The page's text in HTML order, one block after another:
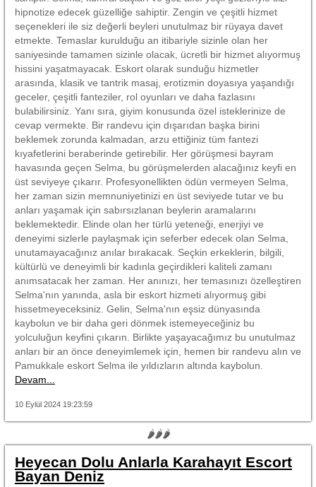
hipnotize edecek güzelliğe sahiptir. Zengin ve çeşitli hizmet
seçenekleri ile siz değerli beyleri unutulmaz bir rüyaya davet
etmekte. Temaslar kurulduğu an itibariyle sizinle olan her
saniyesinde tamamen sizinle olacak, ücretli bir hizmet alıyormuş
hissini yaşatmayacak. Eskort olarak sunduğu hizmetler
arasında, klasik ve tantrik masaj, erotizmin doyasıya yaşandığı
geceler, çeşitli fanteziler, rol oyunları ve daha fazlasını
bulabilirsiniz. Yanı sıra, giyim konusunda özel isteklerinize de
cevap vermekte. Bir randevu için dışarıdan başka birini
beklemek zorunda kalmadan, arzu ettiğiniz tüm fantezi
kıyafetlerini beraberinde getirebilir. Her görüşmesi bayram
havasında geçen Selma, bu görüşmelerden alacağınız keyfi en
üst seviyeye çıkarır. Profesyonellikten ödün vermeyen Selma,
her zaman sizin memnuniyetinizi en üst seviyede tutar ve bu
anları yaşamak için sabırsızlanan beylerin aramalarını
beklemektedir. Elinde olan her türlü yeteneği, enerjiyi ve
deneyimi sizlerle paylaşmak için seferber edecek olan Selma,
unutamayacağınız anılar bırakacak. Seçkin erkeklerin, bilgili,
kültürlü ve deneyimli bir kadınla geçirdikleri kaliteli zamanı
anımsatacak her zaman. Her anınızı, her temasınızı özelleştiren
Selma'nın yanında, asla bir eskort hizmeti alıyormuş gibi
hissetmeyeceksiniz. Gelin, Selma'nın eşsiz dünyasında
kaybolun ve bir daha geri dönmek istemeyeceğiniz bu
yolculuğun keyfini çıkarın. Birlikte yaşayacağımız bu unutulmaz
anları bir an önce deneyimlemek için, hemen bir randevu alın ve
Pamukkale eskort Selma ile yıldızların altında kaybolun.
Devam...
10 Eylül 2024 19:23:59
🌶🌶🌶
Heyecan Dolu Anlarla Karahayıt Escort
Bayan Deniz